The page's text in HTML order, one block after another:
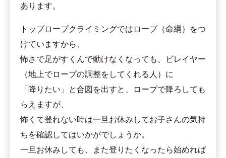
あります。
トップロープクライミングではロープ（命綱）をつ
けていますから、
怖さで足がすくんで動けなくなっても、ビレイヤー
（地上でロープの調整をしてくれる人）に
「降りたい」と合図を出すと、ロープで降ろしても
らえますが、
怖くて登れない時は一旦お休みしてお子さんの気持
ちを確認してはいかがでしょうか。
一旦お休みしても、また登りたくなったら始めれば